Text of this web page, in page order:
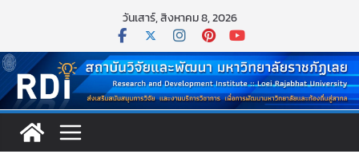
content
วันเสาร์, สิงหาคม 8, 2026